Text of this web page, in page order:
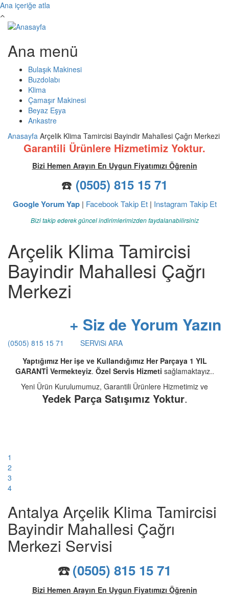
Ana içeriğe atla
Ana menü
Bulaşık Makinesi
Buzdolabı
Klima
Çamaşır Makinesi
Beyaz Eşya
Ankastre
Anasayfa Arçelik Klima Tamircisi Bayindir Mahallesi Çağrı Merkezi
Garantili Ürünlere Hizmetimiz Yoktur.
Bizi Hemen Arayın En Uygun Fiyatımızı Öğrenin
☎️ (0505) 815 15 71
Google Yorum Yap| Facebook Takip Et| Instagram Takip Et
Bizi takip ederek güncel indirimlerimizden faydalanabilirsiniz
Arçelik Klima Tamircisi
Bayindir Mahallesi Çağrı
Merkezi
+ Siz de Yorum Yazın
(0505) 815 15 71
SERViSi ARA
Yaptığımız Her işe ve Kullandığımız Her Parçaya 1 YIL
GARANTİ Vermekteyiz. Özel Servis Hizmeti sağlamaktayız..
Yeni Ürün Kurulumumuz, Garantili Ürünlere Hizmetimiz ve
Yedek Parça Satışımız Yoktur.
1
2
3
4
Antalya Arçelik Klima Tamircisi
Bayindir Mahallesi Çağrı
Merkezi Servisi
☎️(0505) 815 15 71
Bizi Hemen Arayın En Uygun Fiyatımızı Öğrenin